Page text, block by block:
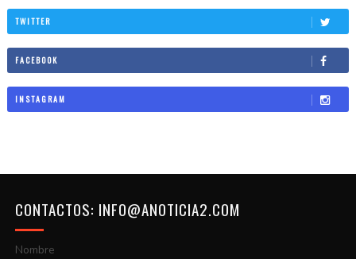
TWITTER
FACEBOOK
INSTAGRAM
CONTACTOS: INFO@ANOTICIA2.COM
Nombre